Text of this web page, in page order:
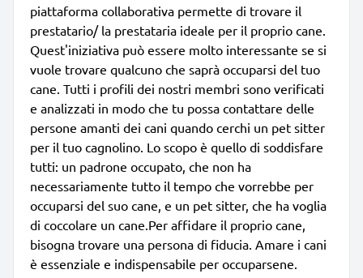
piattaforma collaborativa permette di trovare il
prestatario/ la prestataria ideale per il proprio cane.
Quest'iniziativa può essere molto interessante se si
vuole trovare qualcuno che saprà occuparsi del tuo
cane. Tutti i profili dei nostri membri sono verificati
e analizzati in modo che tu possa contattare delle
persone amanti dei cani quando cerchi un pet sitter
per il tuo cagnolino. Lo scopo è quello di soddisfare
tutti: un padrone occupato, che non ha
necessariamente tutto il tempo che vorrebbe per
occuparsi del suo cane, e un pet sitter, che ha voglia
di coccolare un cane.Per affidare il proprio cane,
bisogna trovare una persona di fiducia. Amare i cani
è essenziale e indispensabile per occuparsene.